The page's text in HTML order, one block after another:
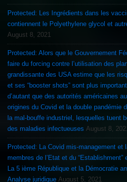
Protected: Les Ingrédients dans les
contiennent le Polyethylene glycol et
August 8, 2021
Protected: Alors que le Gouvernement
faire du forcing contre l’utilisation des
grandissante des USA estime que les
et ses “booster shots” sont plus
d’autant que des autorités américaines
origines du Covid et la double pandémie
la mal-bouffe industriel, lesquelles tuent
des maladies infectueuses August 8,
Protected: La Covid mis-management et
membres de l’Etat et du
La 5 ième République et la Démocratie
Analyse juridique August 5, 2021